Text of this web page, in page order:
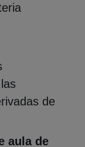
de
aula de